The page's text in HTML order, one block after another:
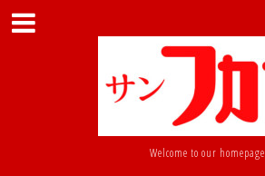
Welcome to our homepage